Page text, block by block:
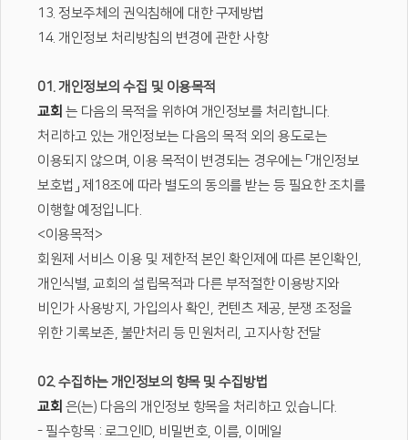
13. 정보주체의 권익침해에 대한 구제방법
14. 개인정보 처리방침의 변경에 관한 사항
01. 개인정보의 수집 및 이용목적
교회 는 다음의 목적을 위하여 개인정보를 처리합니다.
처리하고 있는 개인정보는 다음의 목적 외의 용도로는
이용되지 않으며, 이용 목적이 변경되는 경우에는 「개인정보
보호법」 제18조에 따라 별도의 동의를 받는 등 필요한 조치를
이행할 예정입니다.
<이용목적>
회원제 서비스 이용 및 제한적 본인 확인제에 따른 본인확인,
개인식별, 교회의 설립목적과 다른 부적절한 이용방지와
비인가 사용방지, 가입의사 확인, 컨텐츠 제공, 분쟁 조정을
위한 기록보존, 불만처리 등 민원처리, 고지사항 전달
02. 수집하는 개인정보의 항목 및 수집방법
교회 은(는) 다음의 개인정보 항목을 처리하고 있습니다.
- 필수항목 : 로그인ID, 비밀번호, 이름, 이메일